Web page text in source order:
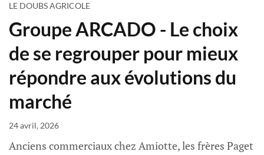
LE DOUBS AGRICOLE
Groupe ARCADO - Le choix
de se regrouper pour mieux
répondre aux évolutions du
marché
24 avril, 2026
Anciens commerciaux chez Amiotte, les frères Paget